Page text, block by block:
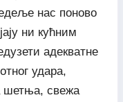
нас поново
ни кућним
адекватне
удара,
шетња, свежа